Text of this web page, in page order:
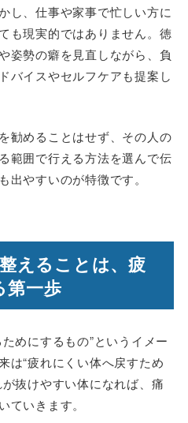
し、仕事や家事で忙しい方に
も現実的ではありません。徳
姿勢の癖を見直しながら、負
バイスやセルフケアも提案し
勧めることはせず、その人の
範囲で行える方法を選んで伝
出やすいのが特徴です。
えることは、疲
第一歩
めにするもの”というイメー
は“疲れにくい体へ戻すため
抜けやすい体になれば、痛
ていきます。